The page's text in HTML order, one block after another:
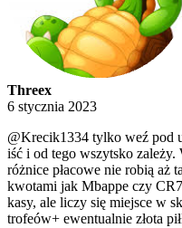
Threex
6 stycznia 2023
@Krecik1334 tylko weź pod
iść i od tego wszytsko zależy.
różnice płacowe nie robią aż
kwotami jak Mbappe czy
kasy, ale liczy się miejsce w
trofeów+ ewentualnie złota